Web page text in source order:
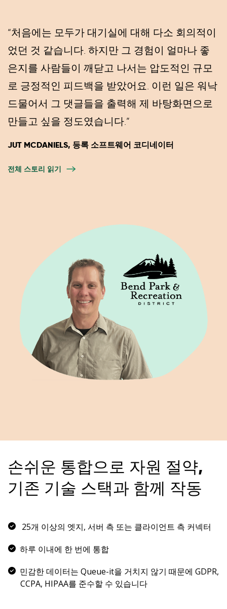
“처음에는 모두가 대기실에 대해 다소 회의적이
었던 것 같습니다. 하지만 그 경험이 얼마나 좋
은지를 사람들이 깨닫고 나서는 압도적인 규모
로 긍정적인 피드백을 받았어요. 이런 일은 워낙
드물어서 그 댓글들을 출력해 제 바탕화면으로
만들고 싶을 정도였습니다.”
JUT MCDANIELS, 등록 소프트웨어 코디네이터
전체 스토리 읽기
손쉬운 통합으로 자원 절약,
기존 기술 스택과 함께 작동
25개 이상의 엣지, 서버 측 또는 클라이언트 측 커넥터
하루 이내에 한 번에 통합
민감한 데이터는 Queue-it을 거치지 않기 때문에 GDPR,
CCPA, HIPAA를 준수할 수 있습니다